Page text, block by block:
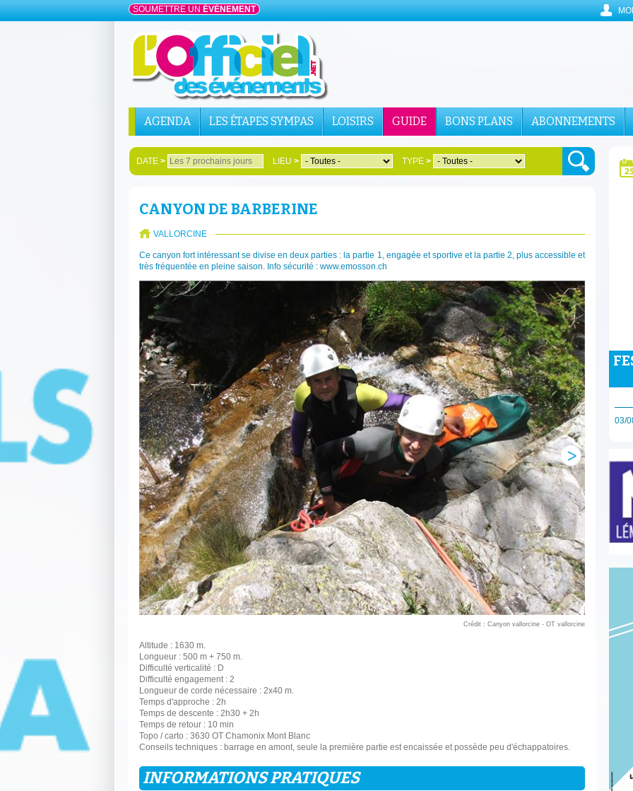
SOUMETTRE UN ÉVÉNEMENT
AGENDA LES ÉTAPES SYMPAS LOISIRS GUIDE BONS PLANS ABONNEMENTS
DATE> LIEU> TYPE>
CANYON DE BARBERINE
VALLORCINE
Ce canyon fort intéressant se divise en deux parties : la partie 1, engagée et sportive et la partie 2, plus accessible et
très fréquentée en pleine saison. Info sécurité : www.emosson.ch
Crédit : Canyon vallorcine - OT vallorcine
Altitude : 1630 m.
Longueur : 500 m + 750 m.
Difficulté verticalité : D
Difficulté engagement : 2
Longueur de corde nécessaire : 2x40 m.
Temps d'approche : 2h
Temps de descente : 2h30 + 2h
Temps de retour : 10 min
Topo / carto : 3630 OT Chamonix Mont Blanc
Conseils techniques : barrage en amont, seule la première partie est encaissée et possède peu d'échappatoires.
INFORMATIONS PRATIQUES
03/